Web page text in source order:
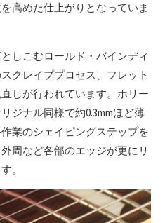
高めた仕上がりとなっていま
しこむロールド・バインディ
クレイププロセス、フレット
しが行われています。ホリー
ジナル同様で約0.3mmほど薄
業のシェイピングステップを
周など各部のエッジが更にリ
。